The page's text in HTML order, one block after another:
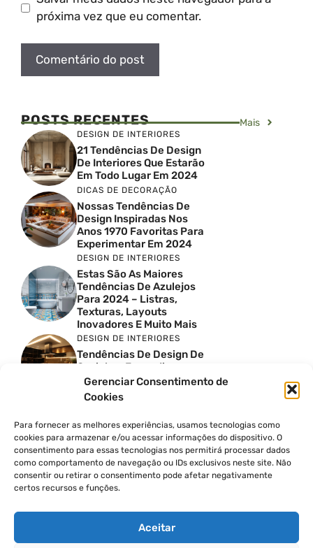
Gerenciar Consentimento de
Cookies
Para fornecer as melhores experiências, usamos tecnologias como
cookies para armazenar e/ou acessar informações do dispositivo. O
consentimento para essas tecnologias nos permitirá processar dados
como comportamento de navegação ou IDs exclusivos neste site. Não
consentir ou retirar o consentimento pode afetar negativamente
certos recursos e funções.
Aceitar
próxima vez que eu comentar.
POSTS RECENTES Mais
DESIGN DE INTERIORES
21 Tendências De Design
De Interiores Que Estarão
Em Todo Lugar Em 2024
DICAS DE DECORAÇÃO
Nossas Tendências De
Design Inspiradas Nos
Anos 1970 Favoritas Para
Experimentar Em 2024
DESIGN DE INTERIORES
Estas São As Maiores
Tendências De Azulejos
Para 2024 – Listras,
Texturas, Layouts
Inovadores E Muito Mais
DESIGN DE INTERIORES
Tendências De Design De
Cozinhas Escandinavas
Para 2024
DESIGN DE INTERIORES
Chuveiros De Caminhar
Que Transbordam Estilo
DESIGN DE INTERIORES
10 Ideias De Cortinas Para
A Sala De Estar Que
Transformam